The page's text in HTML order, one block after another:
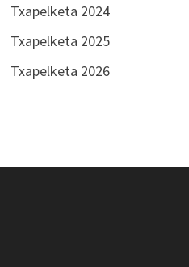
Txapelketa 2024
Txapelketa 2025
Txapelketa 2026